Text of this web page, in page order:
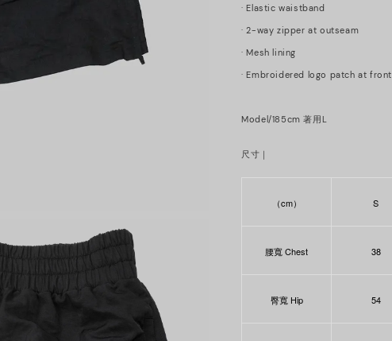
· Elastic waistband
· 2-way zipper at outseam
· Mesh lining
· Embroidered logo patch at front
Model/185cm 著用L
尺寸｜
（cm） S
腰寬 Chest 38
臀寬 Hip 54